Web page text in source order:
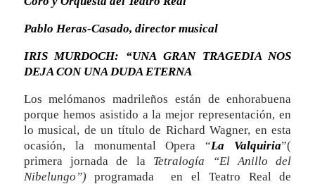
Pablo Heras-Casado, director musical
IRIS MURDOCH: “UNA GRAN TRAGEDIA NOS
DEJA CON UNA DUDA ETERNA
Los melómanos madrileños están de enhorabuena
porque hemos asistido a la mejor representación, en
lo musical, de un título de Richard Wagner, en esta
ocasión, la monumental Opera “La Valquiria”(
primera jornada de la Tetralogía “El Anillo del
Nibelungo”)programada en el Teatro Real de